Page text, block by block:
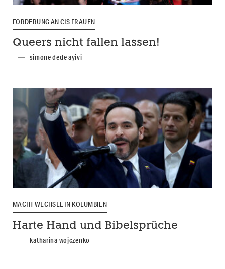
FORDERUNG AN CIS FRAUEN
Queers nicht fallen lassen!
simone dede ayivi
MACHTWECHSEL IN KOLUMBIEN
Harte Hand und Bibelsprüche
katharina wojczenko